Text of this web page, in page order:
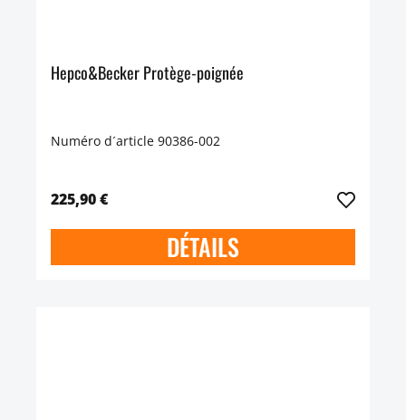
Hepco&Becker Protège-poignée
Numéro d´article 90386-002
225,90 €
DÉTAILS